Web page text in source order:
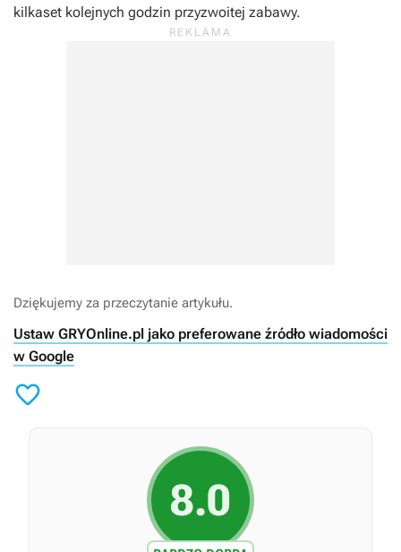
kilkaset kolejnych godzin przyzwoitej zabawy.
Dziękujemy za przeczytanie artykułu.
Ustaw GRYOnline.pl jako preferowane źródło wiadomości
w Google

8.0